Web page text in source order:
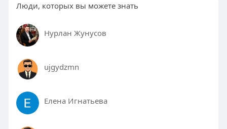
📌 Вывод:
Обрезка пальм — это не офисная работа, но
для тех, кто готов к физическому труду, это
возможность стабильно зарабатывать в
🔎 Актуальные вакансии в Испании и других
layboard, где можно отфильтровать
предложения по стране, зарплате и наличию
Люди, которых вы можете знать
Нурлан Жунусов
ujgydzmn
Елена Игнатьева